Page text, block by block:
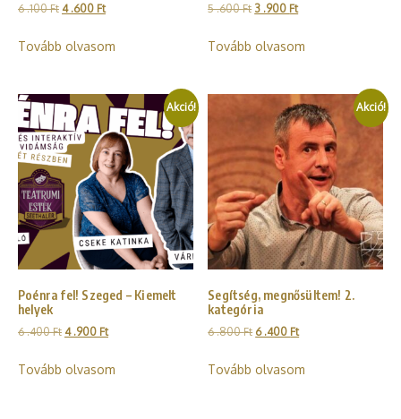
6 .100Ft 4 .600 Ft
Tovább olvasom
5 .600Ft 3 .900 Ft
Tovább olvasom
Akció!
Poénra fel! Szeged – Kiemelt
helyek
6 .400Ft 4 .900 Ft
Tovább olvasom
Akció!
Segítség, megnősültem! 2.
kategória
6 .800Ft 6 .400 Ft
Tovább olvasom